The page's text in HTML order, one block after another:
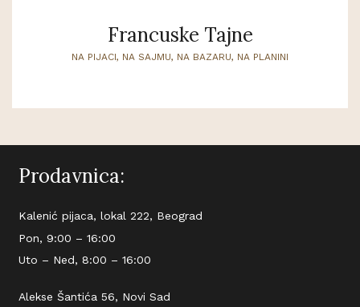
Francuske Tajne
NA PIJACI, NA SAJMU, NA BAZARU, NA PLANINI
Prodavnica:
Kalenić pijaca, lokal 222, Beograd
Pon, 9:00 – 16:00
Uto – Ned, 8:00 – 16:00
Alekse Šantića 56, Novi Sad